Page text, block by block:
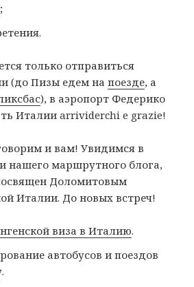
только отправиться
(до Пизы едем напоезде, а
), в аэропорт Федерико
Италии arrividerchi e grazie!
и вам! Увидимся в
нашего маршрутного блога,
Доломитовым
Италии. До новых встреч!
виза в Италию.
автобусов и поездов